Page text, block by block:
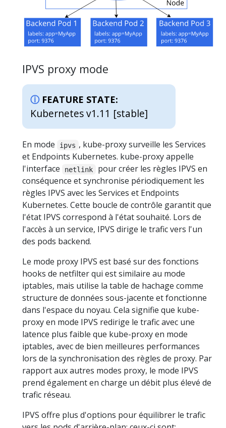
IPVS proxy mode
FEATURE STATE:
Kubernetes v1.11 [stable]
En mode ipvs , kube-proxy surveille les Services
et Endpoints Kubernetes. kube-proxy appelle
l'interface
netlink
pour créer les règles IPVS en
conséquence et synchronise périodiquement les
règles IPVS avec les Services et Endpoints
Kubernetes. Cette boucle de contrôle garantit que
l'état IPVS correspond à l'état souhaité. Lors de
l'accès à un service, IPVS dirige le trafic vers l'un
des pods backend.
Le mode proxy IPVS est basé sur des fonctions
hooks de netfilter qui est similaire au mode
iptables, mais utilise la table de hachage comme
structure de données sous-jacente et fonctionne
dans l'espace du noyau. Cela signifie que kube-
proxy en mode IPVS redirige le trafic avec une
latence plus faible que kube-proxy en mode
iptables, avec de bien meilleures performances
lors de la synchronisation des règles de proxy. Par
rapport aux autres modes proxy, le mode IPVS
prend également en charge un débit plus élevé de
trafic réseau.
IPVS offre plus d'options pour équilibrer le trafic